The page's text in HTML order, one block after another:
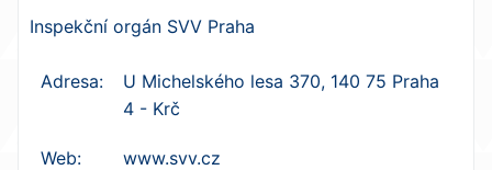
Inspekční orgán SVV Praha
Adresa:
U Michelského lesa 370, 140 75 Praha
4 - Krč
Web: www.svv.cz